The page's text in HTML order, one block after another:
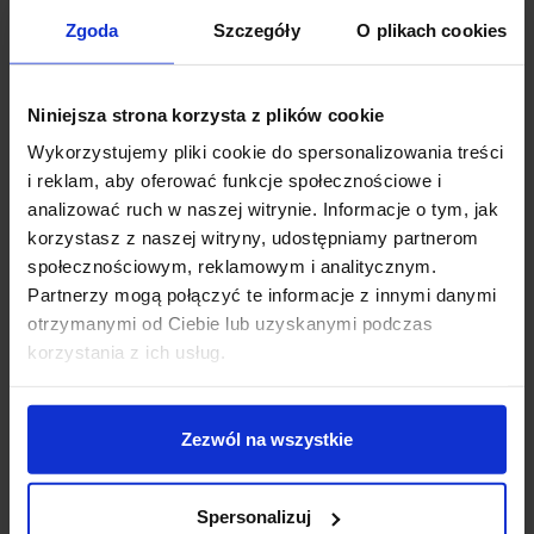
Zgoda Szczegóły O plikach cookies
Niniejsza strona korzysta z plików cookie
Wykorzystujemy pliki cookie do spersonalizowania treści
i reklam, aby oferować funkcje społecznościowe i
analizować ruch w naszej witrynie. Informacje o tym, jak
korzystasz z naszej witryny, udostępniamy partnerom
społecznościowym, reklamowym i analitycznym.
Partnerzy mogą połączyć te informacje z innymi danymi
otrzymanymi od Ciebie lub uzyskanymi podczas
korzystania z ich usług.
Zezwól na wszystkie
Spersonalizuj
LED o mocy 9,7W, które zapewniają białą ciepłą barwę
światła i strumień 480lm. Doskonale sprawdzi się w
ścian.
Dane techniczne:
Źródło światła LED 9,7W
Moc całkowita 9,7W
Zasilanie 230V
Wymiary: 30,1cm, wysokość 10,1cm, głębokość 9cm
Barwa światła 3000K biała ciepła
Strumień światła 480lm
Materiał stal, szkło